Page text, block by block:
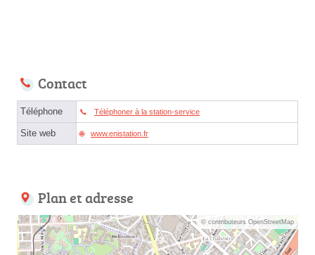
Contact
Téléphone Téléphoner à la station-service
Site web www.enistation.fr
Plan et adresse
© contributeurs OpenStreetMap